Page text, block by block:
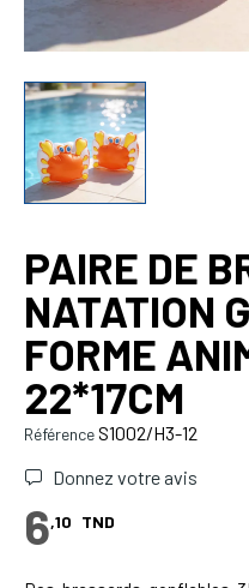
PAIRE DE
NATATION
FORME
22*17CM
RéférenceS1002/H3-12
Donnez votre avis
6,10 TND